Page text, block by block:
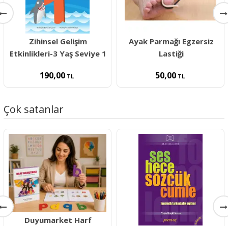
Zihinsel Gelişim
Etkinlikleri-3 Yaş Seviye 1
190,00 TL
Ayak Parmağı Egzersiz
Lastiği
50,00TL
Çok satanlar
Duyumarket Harf